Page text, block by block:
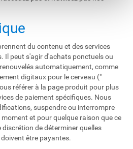
du contenu et des services
Il peut s'agir d'achats ponctuels ou
automatiquement, comme
digitaux pour le cerveau ("
référer à la page produit pour plus
de paiement spécifiques. Nous
suspendre ou interrompre
et pour quelque raison que ce
de déterminer quelles
être payantes.